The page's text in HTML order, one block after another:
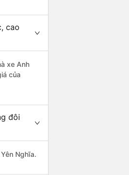
cao
xe Anh
của
đôi
Nghĩa.